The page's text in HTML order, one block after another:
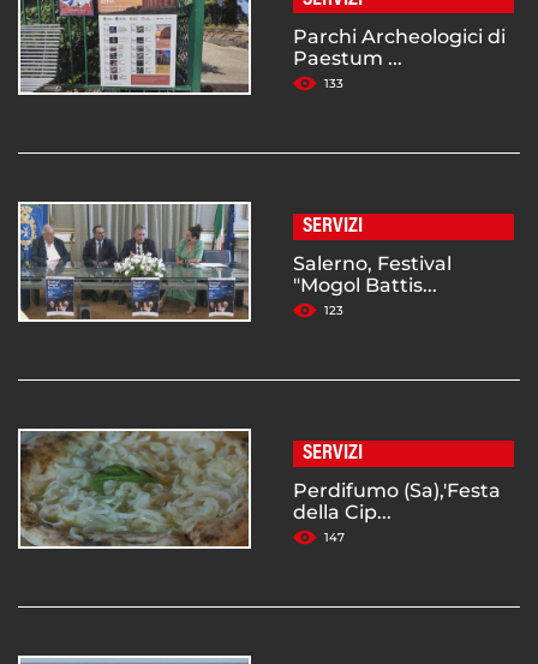
Parchi Archeologici di
Paestum ...
133
SERVIZI
Salerno, Festival
"Mogol Battis...
123
SERVIZI
Perdifumo (Sa),'Festa
della Cip...
147